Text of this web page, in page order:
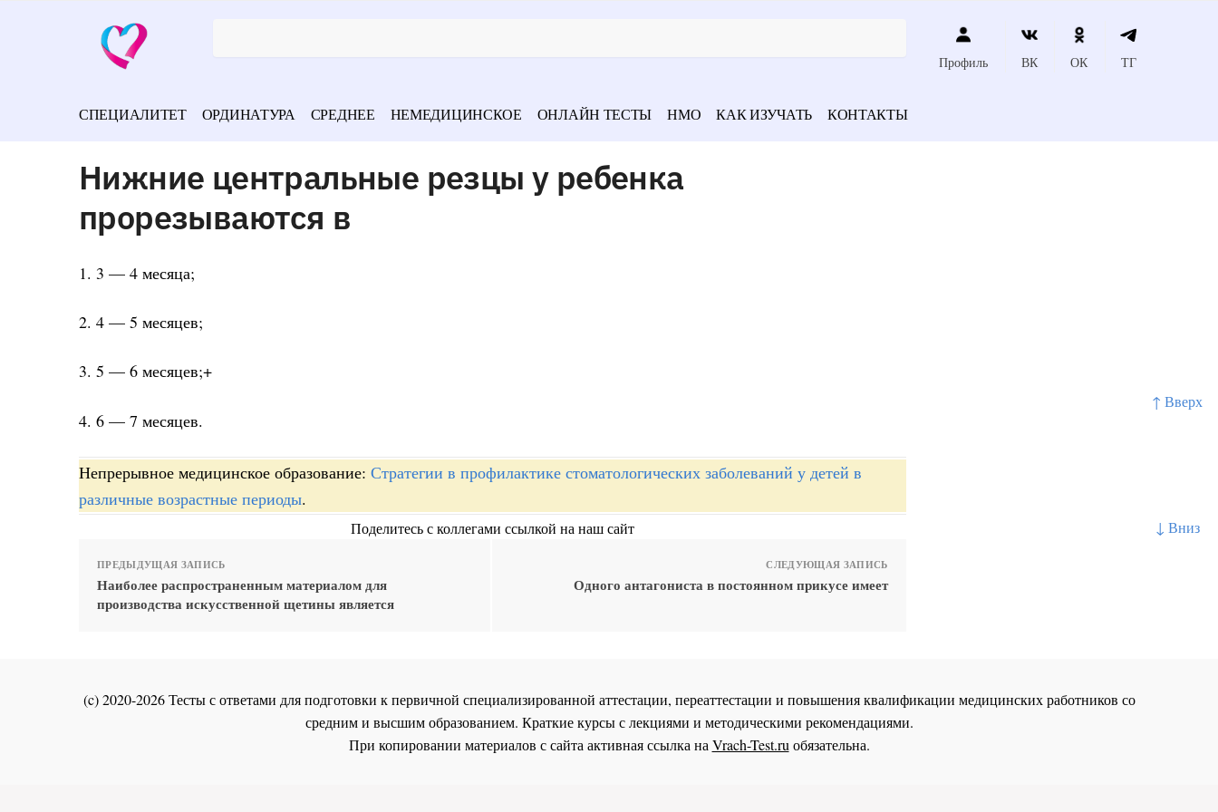
↑ Вверх
↓ Вниз
Профиль ВК ОК ТГ
СПЕЦИАЛИТЕТ ОРДИНАТУРА СРЕДНЕЕ НЕМЕДИЦИНСКОЕ ОНЛАЙН ТЕСТЫ НМО КАК ИЗУЧАТЬ КОНТАКТЫ
Нижние центральные резцы у ребенка
прорезываются в
1. 3 — 4 месяца;
2. 4 — 5 месяцев;
3. 5 — 6 месяцев;+
4. 6 — 7 месяцев.
Непрерывное медицинское образование: Стратегии в профилактике стоматологических заболеваний у детей в
различные возрастные периоды.
Поделитесь с коллегами ссылкой на наш сайт
ПРЕДЫДУЩАЯ ЗАПИСЬ
Наиболее распространенным материалом для
производства искусственной щетины является
СЛЕДУЮЩАЯ ЗАПИСЬ
Одного антагониста в постоянном прикусе имеет
(c) 2020-2026 Тесты с ответами для подготовки к первичной специализированной аттестации, переаттестации и повышения квалификации медицинских работников со
средним и высшим образованием. Краткие курсы с лекциями и методическими рекомендациями.
При копировании материалов с сайта активная ссылка наVrach-Test.ruобязательна.